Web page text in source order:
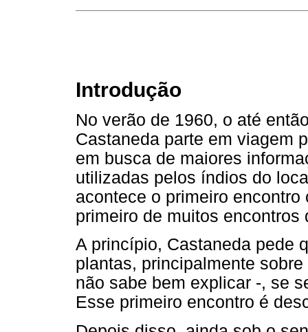
Introdução
No verão de 1960, o até
Castaneda parte em viagem
em busca de maiores
utilizadas pelos índios do
acontece o primeiro
primeiro de muitos
A princípio, Castaneda pede
plantas, principalmente
não sabe bem explicar -, se
Esse primeiro encontro é